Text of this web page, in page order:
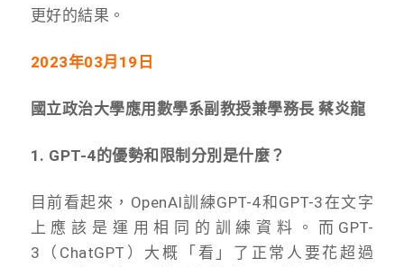
更好的結果。
2023年03月19日
國立政治大學應用數學系副教授兼學務長 蔡炎龍
1. GPT-4的優勢和限制分別是什麼？
目前看起來，OpenAI訓練GPT-4和GPT-3在文字
上應該是運用相同的訓練資料。而GPT-
3（ChatGPT）大概「看」了正常人要花超過